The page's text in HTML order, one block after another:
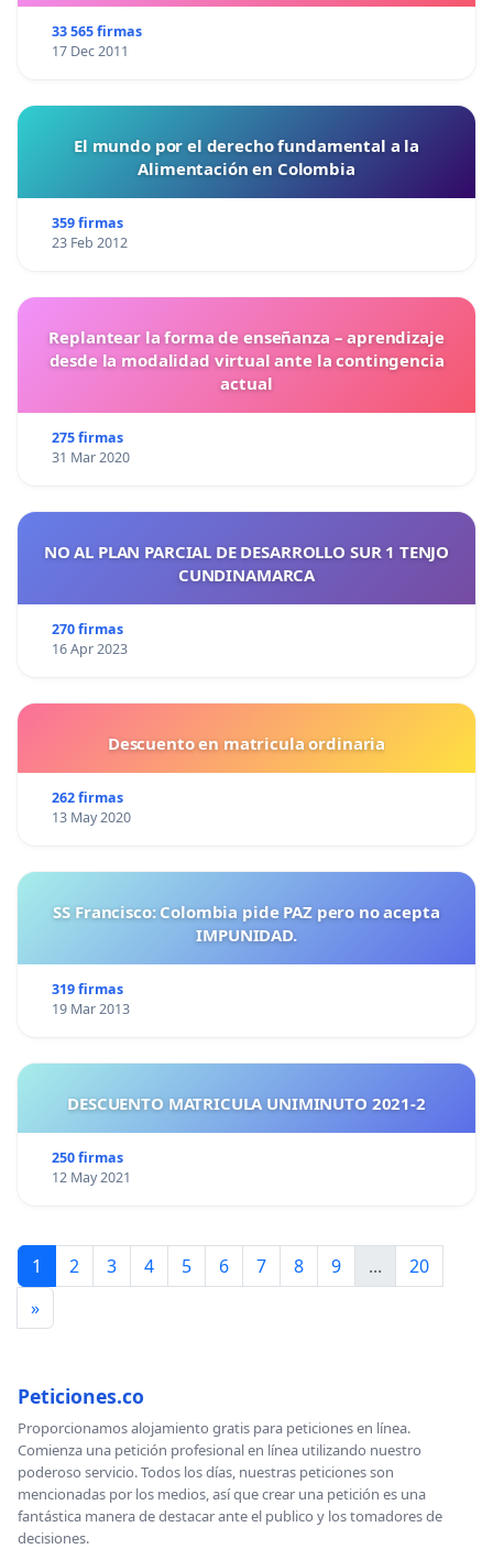
33 565 firmas
17 Dec 2011
El mundo por el derecho fundamental a la
Alimentación en Colombia
359 firmas
23 Feb 2012
Replantear la forma de enseñanza – aprendizaje
desde la modalidad virtual ante la contingencia
actual
275 firmas
31 Mar 2020
NO AL PLAN PARCIAL DE DESARROLLO SUR 1 TENJO
CUNDINAMARCA
270 firmas
16 Apr 2023
Descuento en matricula ordinaria
262 firmas
13 May 2020
SS Francisco: Colombia pide PAZ pero no acepta
IMPUNIDAD.
319 firmas
19 Mar 2013
DESCUENTO MATRICULA UNIMINUTO 2021-2
250 firmas
12 May 2021
1 2 3 4 5 6 7 8 9 ...
20
»
Peticiones.co
Proporcionamos alojamiento gratis para peticiones en línea.
Comienza una petición profesional en línea utilizando nuestro
poderoso servicio. Todos los días, nuestras peticiones son
mencionadas por los medios, así que crear una petición es una
fantástica manera de destacar ante el publico y los tomadores de
decisiones.